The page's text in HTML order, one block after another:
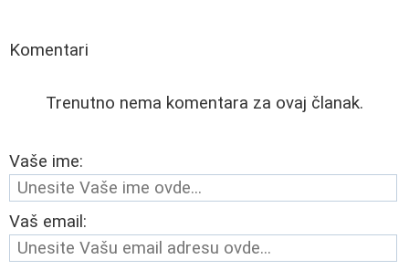
Komentari
Trenutno nema komentara za ovaj članak.
Vaše ime:
Vaš email: